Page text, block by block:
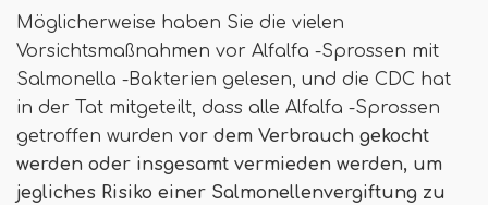
Möglicherweise haben Sie die vielen
Vorsichtsmaßnahmen vor Alfalfa -Sprossen mit
Salmonella -Bakterien gelesen, und die CDC hat
in der Tat mitgeteilt, dass alle Alfalfa -Sprossen
getroffen wurden vor dem Verbrauch gekocht
werden oder insgesamt vermieden werden, um
jegliches Risiko einer Salmonellenvergiftung zu